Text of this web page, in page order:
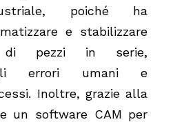
poiché ha
e stabilizzare
di pezzi in serie,
gli errori umani e
Inoltre, grazie alla
un software CAM per